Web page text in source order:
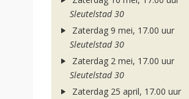
Sleutelstad 30
Zaterdag 9 mei, 17.00 uur
Sleutelstad 30
Zaterdag 2 mei, 17.00 uur
Sleutelstad 30
Zaterdag 25 april, 17.00 uur